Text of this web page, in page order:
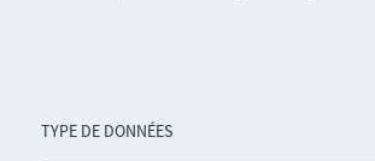
TYPE DE DONNÉES